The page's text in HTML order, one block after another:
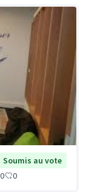
Soumis au vote
0 0